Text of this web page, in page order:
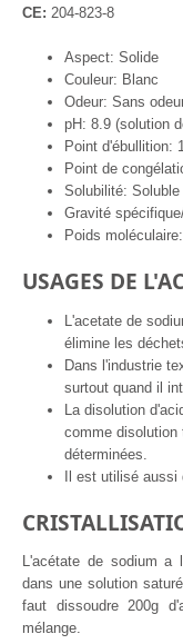
CE: 204-823-8
Aspect: Solide
Couleur: Blanc
Odeur: Sans
pH: 8.9 (solution
Point d'ébullition:
Point de
Solubilité:
Gravité
Poids
USAGES DE
L'acetate de
élimine les
Dans l'industrie
surtout quand il
La disolution
comme disolution
déterminées.
Il est utilisé aussi
L'acétate de sodium a
dans une solution
faut dissoudre 200g
mélange.